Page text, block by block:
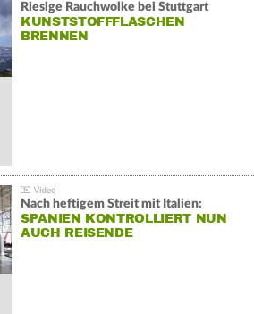
Riesige Rauchwolke bei Stuttgart
KUNSTSTOFFFLASCHEN
BRENNEN
Nach heftigem Streit mit Italien:
SPANIEN KONTROLLIERT NUN
AUCH REISENDE